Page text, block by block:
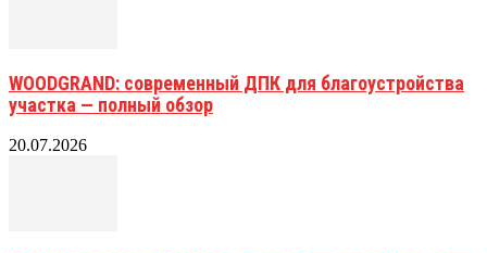
WOODGRAND: современный ДПК для благоустройства
участка — полный обзор
20.07.2026